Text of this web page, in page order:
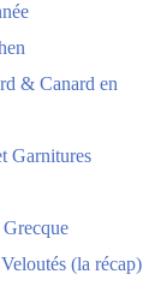
& Canard en
Garnitures
(la récap)